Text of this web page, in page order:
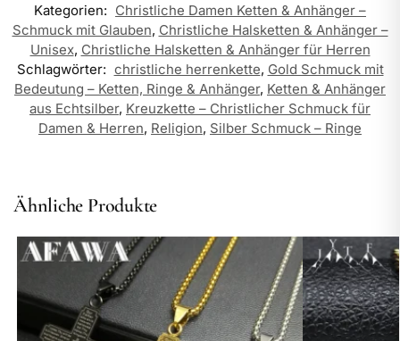
Kategorien: Christliche Damen Ketten & Anhänger –
Schmuck mit Glauben, Christliche Halsketten & Anhänger –
Unisex, Christliche Halsketten & Anhänger für Herren
Schlagwörter: christliche herrenkette, Gold Schmuck mit
Bedeutung – Ketten, Ringe & Anhänger, Ketten & Anhänger
aus Echtsilber, Kreuzkette – Christlicher Schmuck für
Damen & Herren, Religion, Silber Schmuck – Ringe
Ähnliche Produkte